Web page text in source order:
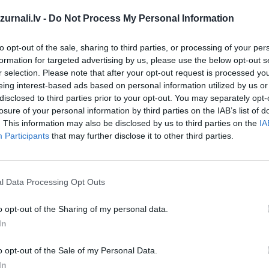
- Do Not Process My Personal Information
opt-out of the sale, sharing to third parties, or processing of your
for targeted advertising by us, please use the below opt-out
selection. Please note that after your opt-out request is processed
interest-based ads based on personal information utilized by us
to third parties prior to your opt-out. You may separately
of your personal information by third parties on the IAB’s list of
This information may also be disclosed by us to third parties on the
Participants that may further disclose it to other third parties.
Data Processing Opt Outs
opt-out of the Sharing of my personal data.
opt-out of the Sale of my Personal Data.
Drukāts izdevums
Abonēšanas perioda sākums:
2026. gada septembris
*Visas cenas portālā ManiZurnali.lv norādītas € ar PVN.
Žurnālu izdevumu skaits var atšķirties, kā to nosaka
noteikumi
`